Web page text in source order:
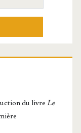
du livre Le